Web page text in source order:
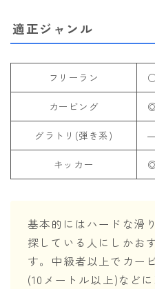
適正ジャンル
フリーラン
カービング
グラトリ(弾き系)
キッカー
基本的にはハードな滑
探している人にしかお
す。中級者以上でカー
(10メートル以上)など